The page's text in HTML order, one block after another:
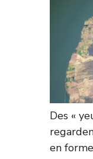
Des «
en